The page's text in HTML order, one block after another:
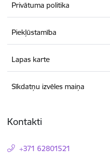
Privātuma politika
Piekļūstamība
Lapas karte
Sīkdatņu izvēles maiņa
Kontakti
+371 62801521